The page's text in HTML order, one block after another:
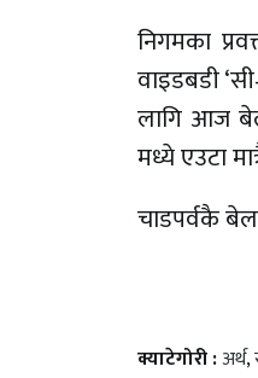
निगमका
वाइडबडी
लागि आज
मध्ये एउटा
चाडपर्वकै
क्याटेगोरी :अर्थ,